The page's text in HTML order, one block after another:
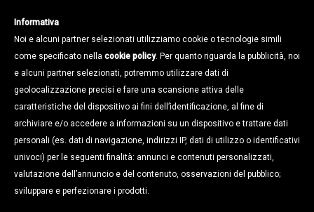
Magazine
Informativa
Noi e alcuni partner selezionati utilizziamo cookie o tecnologie simili
come specificato nella cookie policy. Per quanto riguarda la pubblicità, noi
e alcuni partner selezionati, potremmo utilizzare dati di
geolocalizzazione precisi e fare una scansione attiva delle
caratteristiche del dispositivo ai fini dell’identificazione, al fine di
archiviare e/o accedere a informazioni su un dispositivo e trattare dati
personali (es. dati di navigazione, indirizzi IP, dati di utilizzo o identificativi
univoci) per le seguenti finalità: annunci e contenuti personalizzati,
valutazione dell’annuncio e del contenuto, osservazioni del pubblico;
sviluppare e perfezionare i prodotti.